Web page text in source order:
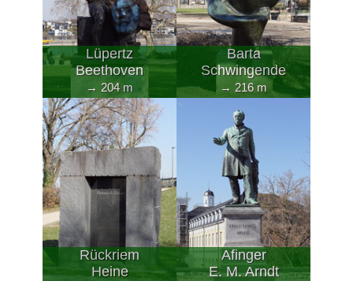
Lüpertz
Beethoven
→ 204 m
Barta
Schwingende
→ 216 m
Rückriem
Heine
Afinger
E. M. Arndt